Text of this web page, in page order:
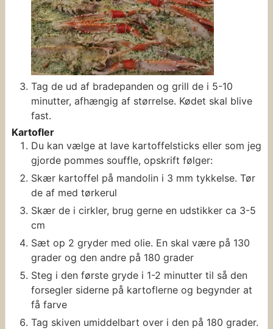
Tag de ud af bradepanden og grill de i 5-10
minutter, afhængig af størrelse. Kødet skal blive
fast.
Kartofler
Du kan vælge at lave kartoffelsticks eller som jeg
gjorde pommes souffle, opskrift følger:
Skær kartoffel på mandolin i 3 mm tykkelse. Tør
de af med tørkerul
Skær de i cirkler, brug gerne en udstikker ca 3-5
cm
Sæt op 2 gryder med olie. En skal være på 130
grader og den andre på 180 grader
Steg i den første gryde i 1-2 minutter til så den
forsegler siderne på kartoflerne og begynder at
få farve
Tag skiven umiddelbart over i den på 180 grader.